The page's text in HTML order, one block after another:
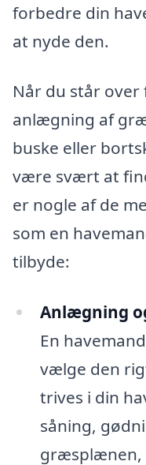
forbedre din
at nyde den.
Når du står
anlægning af
buske eller
være svært at
er nogle af de
som en
tilbyde:
Anlægning
En
vælge den
trives i din
såning,
græsplænen,